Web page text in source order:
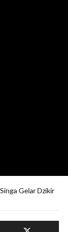
Gelar Dzikir